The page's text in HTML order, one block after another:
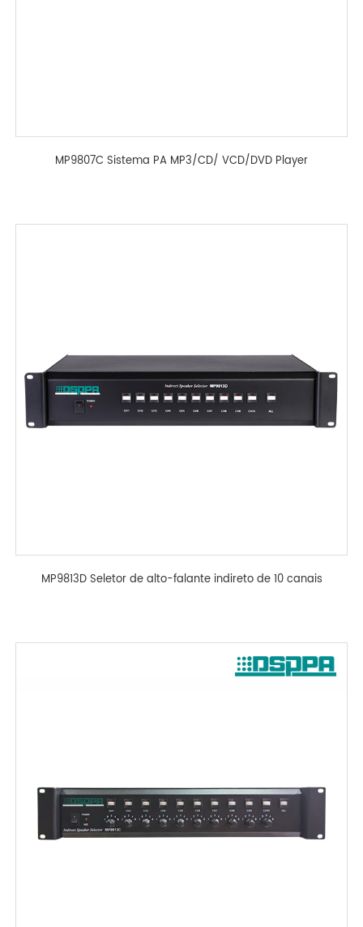
MP9807C Sistema PA MP3/CD/ VCD/DVD Player
MP9813D Seletor de alto-falante indireto de 10 canais